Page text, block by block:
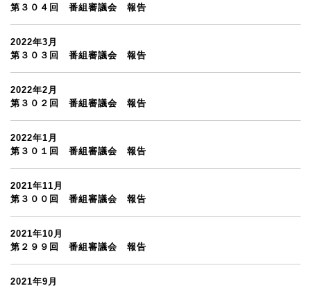
第３０４回 番組審議会 報告
2022年3月
第３０３回 番組審議会 報告
2022年2月
第３０２回 番組審議会 報告
2022年1月
第３０１回 番組審議会 報告
2021年11月
第３００回 番組審議会 報告
2021年10月
第２９９回 番組審議会 報告
2021年9月